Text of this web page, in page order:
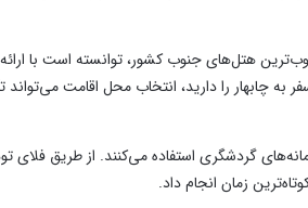
هتل‌های جنوب کشور، توانسته است با
چابهار را دارید، انتخاب محل اقامت می‌تواند
گردشگری استفاده می‌کنند. از طریق فلای
زمان انجام داد.